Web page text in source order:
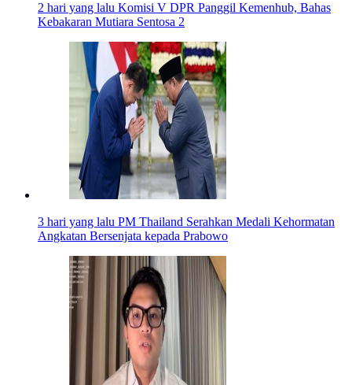
2 hari yang lalu Komisi V DPR Panggil Kemenhub, Bahas
Kebakaran Mutiara Sentosa 2
3 hari yang lalu PM Thailand Serahkan Medali Kehormatan
Angkatan Bersenjata kepada Prabowo